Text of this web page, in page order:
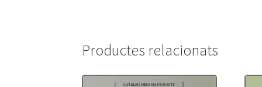
Productes relacionats